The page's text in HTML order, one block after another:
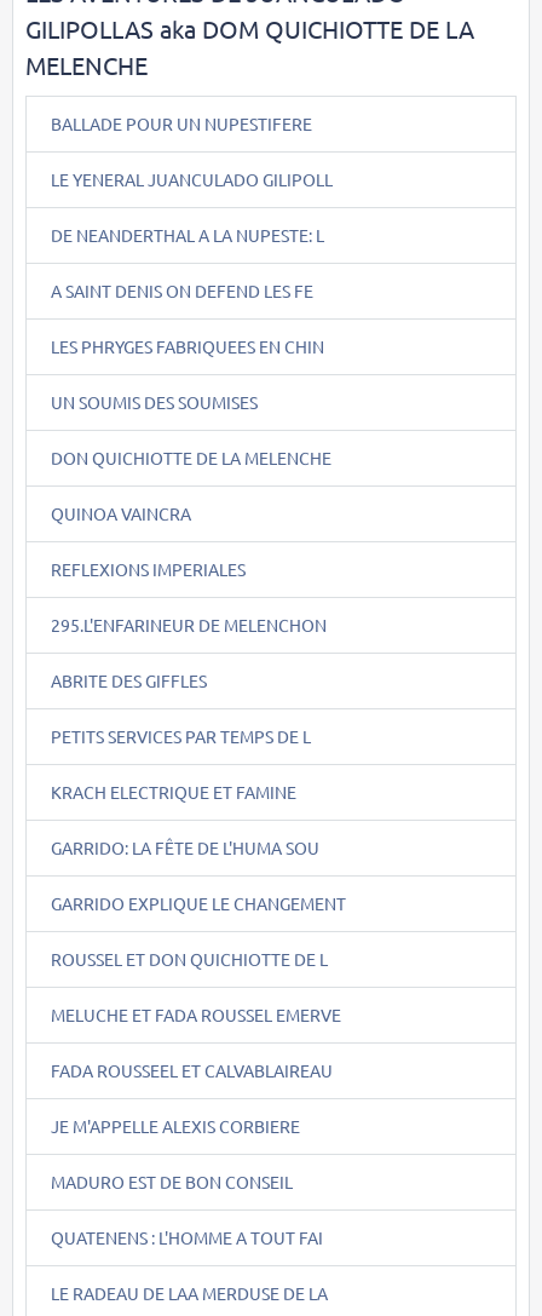
GILIPOLLAS aka DOM QUICHIOTTE DE LA
MELENCHE
BALLADE POUR UN NUPESTIFERE
LE YENERAL JUANCULADO GILIPOLL
DE NEANDERTHAL A LA NUPESTE: L
A SAINT DENIS ON DEFEND LES FE
LES PHRYGES FABRIQUEES EN CHIN
UN SOUMIS DES SOUMISES
DON QUICHIOTTE DE LA MELENCHE
QUINOA VAINCRA
REFLEXIONS IMPERIALES
295.L'ENFARINEUR DE MELENCHON
ABRITE DES GIFFLES
PETITS SERVICES PAR TEMPS DE L
KRACH ELECTRIQUE ET FAMINE
GARRIDO: LA FÊTE DE L'HUMA SOU
GARRIDO EXPLIQUE LE CHANGEMENT
ROUSSEL ET DON QUICHIOTTE DE L
MELUCHE ET FADA ROUSSEL EMERVE
FADA ROUSSEEL ET CALVABLAIREAU
JE M'APPELLE ALEXIS CORBIERE
MADURO EST DE BON CONSEIL
QUATENENS : L'HOMME A TOUT FAI
LE RADEAU DE LAA MERDUSE DE LA